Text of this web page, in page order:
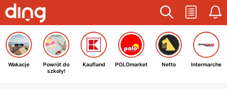
Wakacje
Powrót do
szkoły!
Kaufland POLOmarket Netto Intermarche